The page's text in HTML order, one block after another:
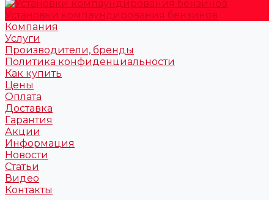
Установки компаундирования бензинов
Компания
Услуги
Производители, бренды
Политика конфиденциальности
Как купить
Цены
Оплата
Доставка
Гарантия
Акции
Информация
Новости
Статьи
Видео
Контакты